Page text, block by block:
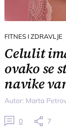
FITNES I ZDRAVLJE
Celulit
ovako se
navike
Autor: Marta
0 7